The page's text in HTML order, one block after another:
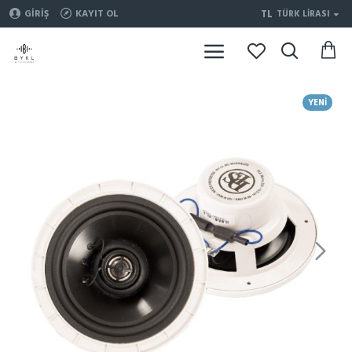
GIRIŞ KAYIT OL TL TÜRK LIRASI
YENI